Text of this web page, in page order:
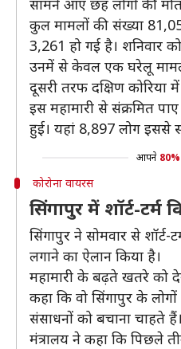
सामने आए छह लोगों की
कुल मामलों की संख्या
3,261 हो गई है। शनिवार
उनमें से केवल एक घरेलू
दूसरी तरफ दक्षिण कोरिया
इस महामारी से संक्रमित
हुई। यहां 8,897 लोग इससे
आपने 80%
कोरोना वायरस
सिंगापुर में शॉर्ट-टर्म
सिंगापुर ने सोमवार से शॉर्ट-
लगाने का ऐलान किया है।
महामारी के बढ़ते खतरे को
कहा कि वो सिंगापुर के
संसाधनों को बचाना चाहते हैं।
मंत्रालय ने कहा कि पिछले